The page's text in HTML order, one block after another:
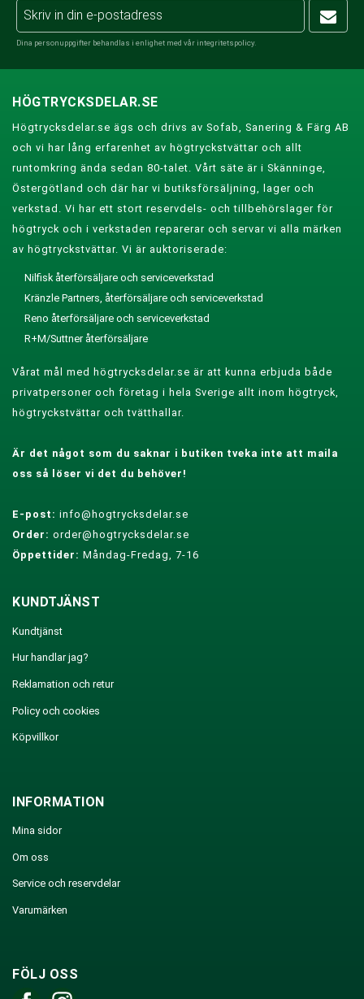
Dina personuppgifter behandlas i enlighet med vår integritetspolicy.
HÖGTRYCKSDELAR.SE
Högtrycksdelar.se ägs och drivs av Sofab, Sanering & Färg AB
och vi har lång erfarenhet av högtryckstvättar och allt
runtomkring ända sedan 80-talet. Vårt säte är i Skänninge,
Östergötland och där har vi butiksförsäljning, lager och
verkstad. Vi har ett stort reservdels- och tillbehörslager för
högtryck och i verkstaden reparerar och servar vi alla märken
av högtryckstvättar. Vi är auktoriserade:
Nilfisk återförsäljare och serviceverkstad
Kränzle Partners, återförsäljare och serviceverkstad
Reno återförsäljare och serviceverkstad
R+M/Suttner återförsäljare
Vårat mål med högtrycksdelar.se är att kunna erbjuda både
privatpersoner och företag i hela Sverige allt inom högtryck,
högtryckstvättar och tvätthallar.
Är det något som du saknar i butiken tveka inte att maila
oss så löser vi det du behöver!
E-post: info@hogtrycksdelar.se
Order: order@hogtrycksdelar.se
Öppettider: Måndag-Fredag, 7-16
KUNDTJÄNST
Kundtjänst
Hur handlar jag?
Reklamation och retur
Policy och cookies
Köpvillkor
INFORMATION
Mina sidor
Om oss
Service och reservdelar
Varumärken
FÖLJ OSS